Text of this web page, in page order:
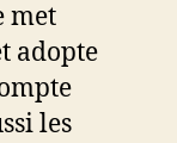
met
adopte
les